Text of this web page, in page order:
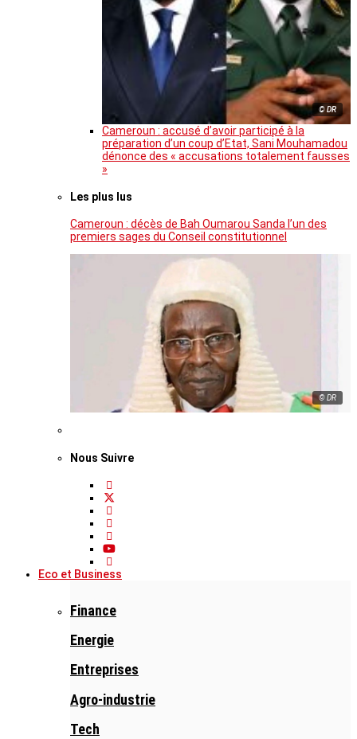
© DR
Cameroun : accusé d’avoir participé à la
préparation d’un coup d’Etat, Sani Mouhamadou
dénonce des « accusations totalement fausses
»
Les plus lus
Cameroun : décès de Bah Oumarou Sanda l’un des
premiers sages du Conseil constitutionnel
© DR
Nous Suivre
Eco et Business
Finance
Energie
Entreprises
Agro-industrie
Tech